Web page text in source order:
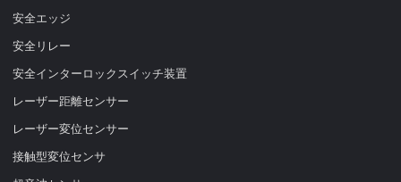
安全エッジ
安全リレー
安全インターロックスイッチ装置
レーザー距離センサー
レーザー変位センサー
接触型変位センサ